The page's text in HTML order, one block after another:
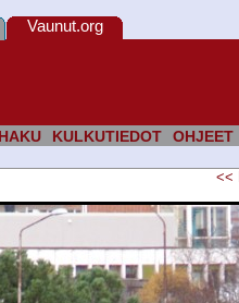
HAKU KULKUTIEDOT OHJEET
Vaunut.org
<<